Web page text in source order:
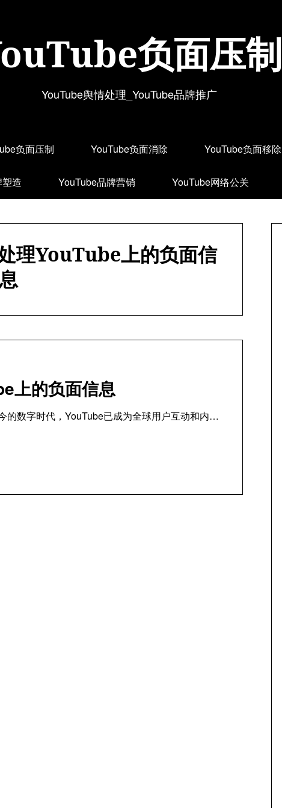
负面压制
YouTube舆情处理_YouTube品牌推广
负面压制 YouTube负面消除 YouTube负面移除
造 YouTube品牌营销 YouTube网络公关
理YouTube上的负面信
上的负面信息
的数字时代，YouTube已成为全球用户互动和内…